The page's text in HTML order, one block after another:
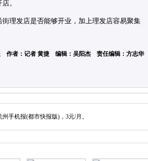
。
理发店是否能够开业，加上理发店容易聚集
作者：记者 黄捷 编辑：吴阳杰 责任编辑：方志华
手机报(都市快报版)，3元/月。